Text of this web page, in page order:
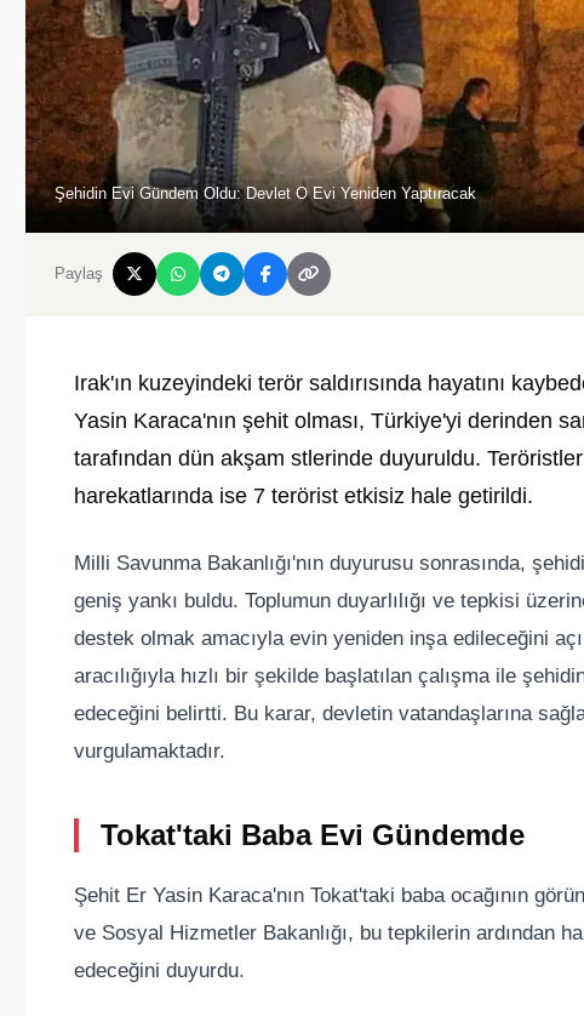
Şehidin Evi Gündem Oldu: Devlet O Evi Yeniden Yaptıracak
Paylaş
Irak'ın kuzeyindeki terör saldırısında hayatını
Yasin Karaca'nın şehit olması, Türkiye'yi derinden
tarafından dün akşam stlerinde duyuruldu.
harekatlarında ise 7 terörist etkisiz hale getirildi.
Milli Savunma Bakanlığı'nın duyurusu sonrasında,
geniş yankı buldu. Toplumun duyarlılığı ve tepkisi
destek olmak amacıyla evin yeniden inşa edileceğini
aracılığıyla hızlı bir şekilde başlatılan çalışma ile
edeceğini belirtti. Bu karar, devletin vatandaşlarına
vurgulamaktadır.
Tokat'taki Baba Evi Gündemde
Şehit Er Yasin Karaca'nın Tokat'taki baba ocağının
ve Sosyal Hizmetler Bakanlığı, bu tepkilerin ardından
edeceğini duyurdu.